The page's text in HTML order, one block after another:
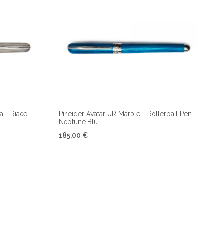
- Riace
Pineider Avatar UR Marble - Rollerball Pen -
Neptune Blu
185,00 €